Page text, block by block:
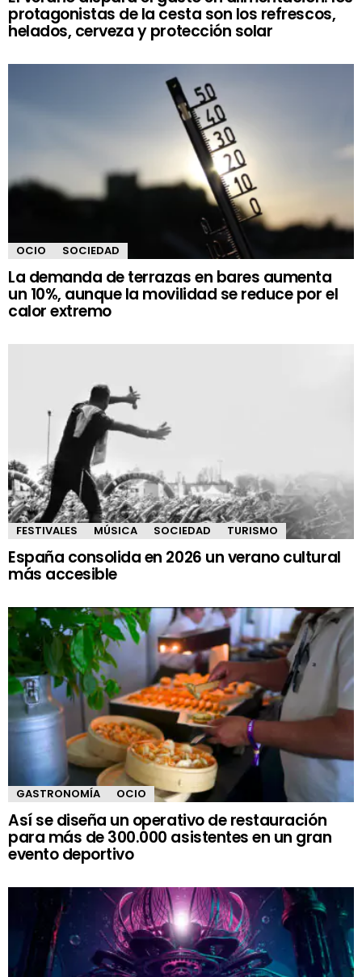
protagonistas de la cesta son los refrescos,
helados, cerveza y protección solar
OCIO SOCIEDAD
La demanda de terrazas en bares aumenta
un 10%, aunque la movilidad se reduce por el
calor extremo
FESTIVALES MÚSICA SOCIEDAD TURISMO
España consolida en 2026 un verano cultural
más accesible
GASTRONOMÍA OCIO
Así se diseña un operativo de restauración
para más de 300.000 asistentes en un gran
evento deportivo